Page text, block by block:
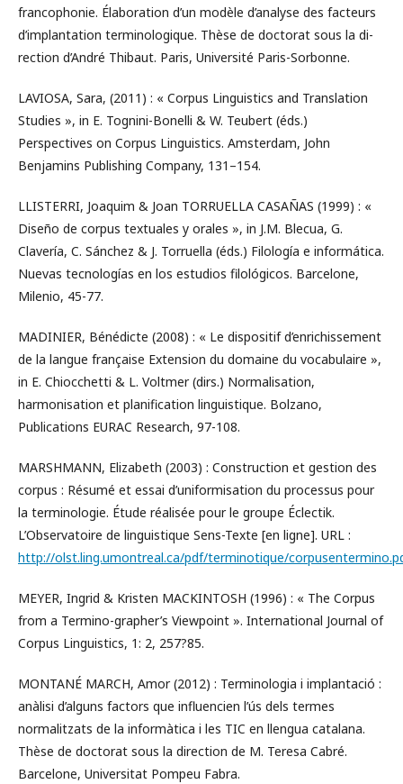
francophonie. Élaboration d’un modèle d’analyse des facteurs
d’implantation terminologique. Thèse de doctorat sous la di-
rection d’André Thibaut. Paris, Université Paris-Sorbonne.
LAVIOSA, Sara, (2011) : « Corpus Linguistics and Translation
Studies », in E. Tognini-Bonelli & W. Teubert (éds.)
Perspectives on Corpus Linguistics. Amsterdam, John
Benjamins Publishing Company, 131–154.
LLISTERRI, Joaquim & Joan TORRUELLA CASAÑAS (1999) : «
Diseño de corpus textuales y orales », in J.M. Blecua, G.
Clavería, C. Sánchez & J. Torruella (éds.) Filología e informática.
Nuevas tecnologías en los estudios filológicos. Barcelone,
Milenio, 45-77.
MADINIER, Bénédicte (2008) : « Le dispositif d’enrichissement
de la langue française Extension du domaine du vocabulaire »,
in E. Chiocchetti & L. Voltmer (dirs.) Normalisation,
harmonisation et planification linguistique. Bolzano,
Publications EURAC Research, 97-108.
MARSHMANN, Elizabeth (2003) : Construction et gestion des
corpus : Résumé et essai d’uniformisation du processus pour
la terminologie. Étude réalisée pour le groupe Éclectik.
L’Observatoire de linguistique Sens-Texte [en ligne]. URL :
http://olst.ling.umontreal.ca/pdf/terminotique/
MEYER, Ingrid & Kristen MACKINTOSH (1996) : « The Corpus
from a Termino-grapher’s Viewpoint ». International Journal of
Corpus Linguistics, 1: 2, 257?85.
MONTANÉ MARCH, Amor (2012) : Terminologia i implantació :
anàlisi d’alguns factors que influencien l’ús dels termes
normalitzats de la informàtica i les TIC en llengua catalana.
Thèse de doctorat sous la direction de M. Teresa Cabré.
Barcelone, Universitat Pompeu Fabra.